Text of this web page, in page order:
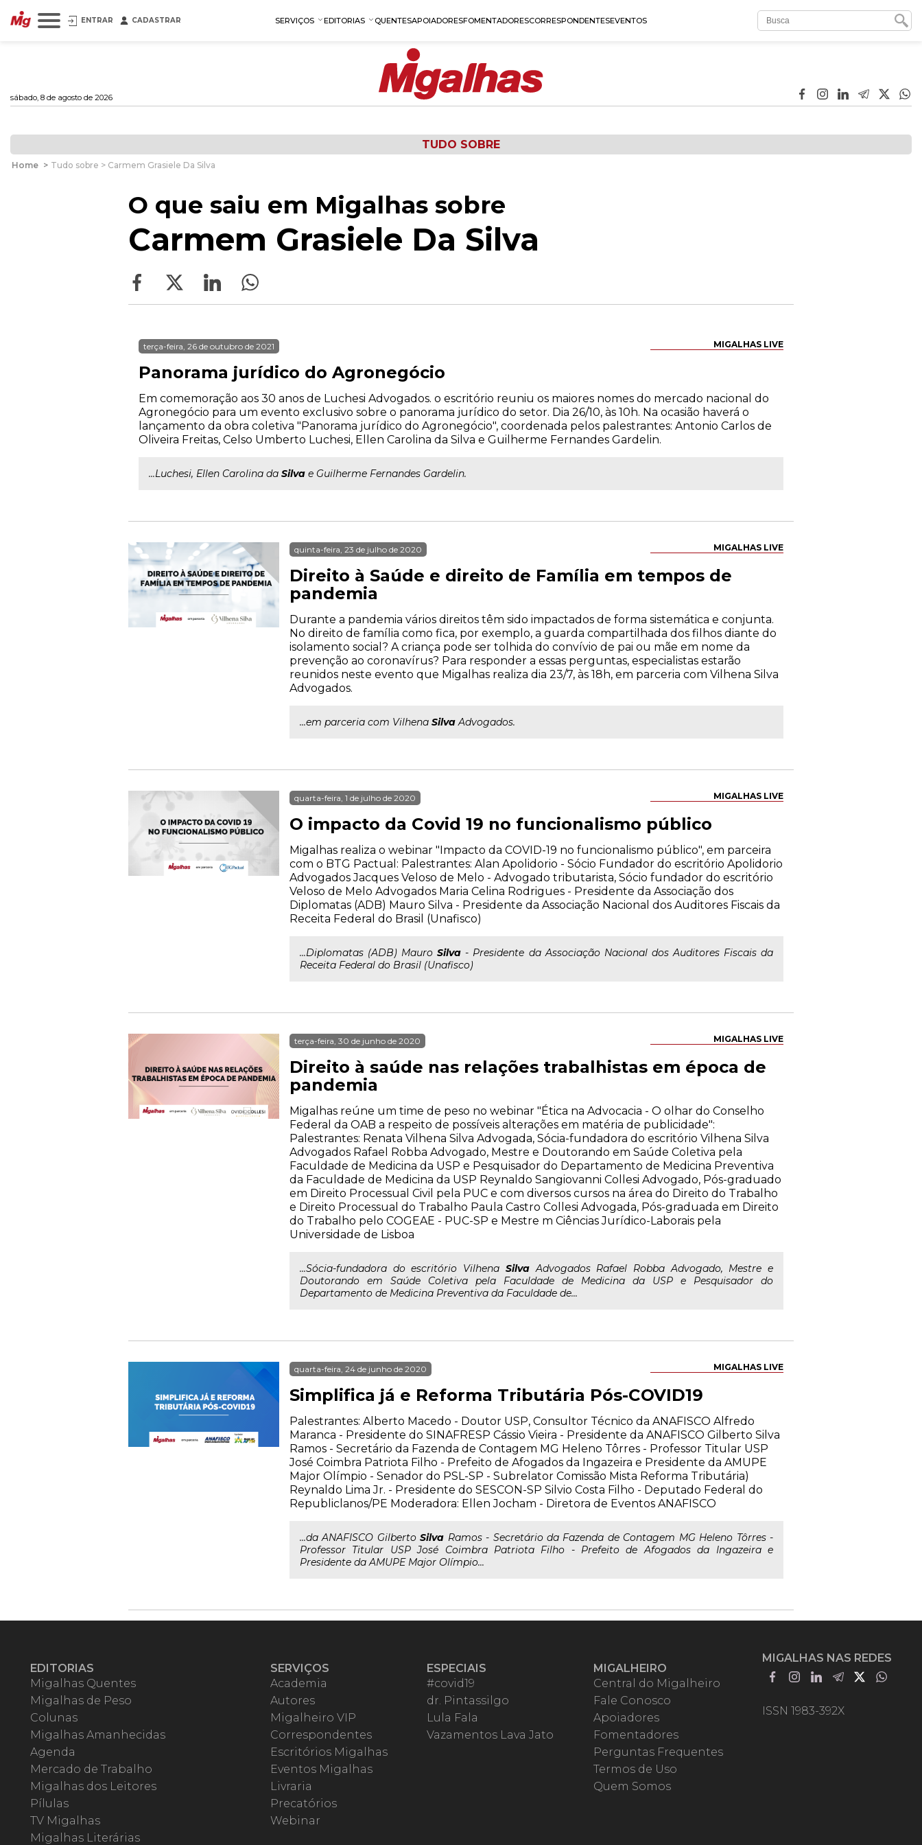
ENTRAR CADASTRAR SERVIÇOS EDITORIAS QUENTESAPOIADORESFOMENTADORESCORRESPONDENTESEVENTOS
sábado, 8 de agosto de 2026
TUDO SOBRE
Home > Tudo sobre > Carmem Grasiele Da Silva
O que saiu em Migalhas sobre
Carmem Grasiele Da Silva
MIGALHAS LIVE
terça-feira, 26 de outubro de 2021
Panorama jurídico do Agronegócio
Em comemoração aos 30 anos de Luchesi Advogados. o escritório reuniu os maiores nomes do mercado nacional do
Agronegócio para um evento exclusivo sobre o panorama jurídico do setor. Dia 26/10, às 10h. Na ocasião haverá o
lançamento da obra coletiva "Panorama jurídico do Agronegócio", coordenada pelos palestrantes: Antonio Carlos de
Oliveira Freitas, Celso Umberto Luchesi, Ellen Carolina da Silva e Guilherme Fernandes Gardelin.
...Luchesi, Ellen Carolina da Silva e Guilherme Fernandes Gardelin.
MIGALHAS LIVE
quinta-feira, 23 de julho de 2020
Direito à Saúde e direito de Família em tempos de
pandemia
Durante a pandemia vários direitos têm sido impactados de forma sistemática e conjunta.
No direito de família como fica, por exemplo, a guarda compartilhada dos filhos diante do
isolamento social? A criança pode ser tolhida do convívio de pai ou mãe em nome da
prevenção ao coronavírus? Para responder a essas perguntas, especialistas estarão
reunidos neste evento que Migalhas realiza dia 23/7, às 18h, em parceria com Vilhena Silva
Advogados.
...em parceria com Vilhena SilvaAdvogados.
MIGALHAS LIVE
quarta-feira, 1 de julho de 2020
O impacto da Covid 19 no funcionalismo público
Migalhas realiza o webinar "Impacto da COVID-19 no funcionalismo público", em parceira
com o BTG Pactual: Palestrantes: Alan Apolidorio - Sócio Fundador do escritório Apolidorio
Advogados Jacques Veloso de Melo - Advogado tributarista, Sócio fundador do escritório
Veloso de Melo Advogados Maria Celina Rodrigues - Presidente da Associação dos
Diplomatas (ADB) Mauro Silva - Presidente da Associação Nacional dos Auditores Fiscais da
Receita Federal do Brasil (Unafisco)
...Diplomatas (ADB) MauroSilva - Presidente da Associação Nacional dos Auditores Fiscais da
Receita Federal do Brasil (Unafisco)
MIGALHAS LIVE
terça-feira, 30 de junho de 2020
Direito à saúde nas relações trabalhistas em época de
pandemia
Migalhas reúne um time de peso no webinar "Ética na Advocacia - O olhar do Conselho
Federal da OAB a respeito de possíveis alterações em matéria de publicidade":
Palestrantes: Renata Vilhena Silva Advogada, Sócia-fundadora do escritório Vilhena Silva
Advogados Rafael Robba Advogado, Mestre e Doutorando em Saúde Coletiva pela
Faculdade de Medicina da USP e Pesquisador do Departamento de Medicina Preventiva
da Faculdade de Medicina da USP Reynaldo Sangiovanni Collesi Advogado, Pós-graduado
em Direito Processual Civil pela PUC e com diversos cursos na área do Direito do Trabalho
e Direito Processual do Trabalho Paula Castro Collesi Advogada, Pós-graduada em Direito
do Trabalho pelo COGEAE - PUC-SP e Mestre m Ciências Jurídico-Laborais pela
Universidade de Lisboa
...Sócia-fundadora do escritório Vilhena SilvaAdvogados Rafael Robba Advogado, Mestre e
Doutorando em Saúde Coletiva pela Faculdade de Medicina da USP e Pesquisador do
Departamento de Medicina Preventiva da Faculdade de...
MIGALHAS LIVE
quarta-feira, 24 de junho de 2020
Simplifica já e Reforma Tributária Pós-COVID19
Palestrantes: Alberto Macedo - Doutor USP, Consultor Técnico da ANAFISCO Alfredo
Maranca - Presidente do SINAFRESP Cássio Vieira - Presidente da ANAFISCO Gilberto Silva
Ramos - Secretário da Fazenda de Contagem MG Heleno Tôrres - Professor Titular USP
José Coimbra Patriota Filho - Prefeito de Afogados da Ingazeira e Presidente da AMUPE
Major Olímpio - Senador do PSL-SP - Subrelator Comissão Mista Reforma Tributária)
Reynaldo Lima Jr. - Presidente do SESCON-SP Silvio Costa Filho - Deputado Federal do
Republiclanos/PE Moderadora: Ellen Jocham - Diretora de Eventos ANAFISCO
...da ANAFISCO GilbertoSilva Ramos - Secretário da Fazenda de Contagem MG Heleno Tôrres -
Professor Titular USP José Coimbra Patriota Filho - Prefeito de Afogados da Ingazeira e
Presidente da AMUPE Major Olímpio...
EDITORIAS
Migalhas Quentes
Migalhas de Peso
Colunas
Migalhas Amanhecidas
Agenda
Mercado de Trabalho
Migalhas dos Leitores
Pílulas
TV Migalhas
Migalhas Literárias
SERVIÇOS
Academia
Autores
Migalheiro VIP
Correspondentes
Escritórios Migalhas
Eventos Migalhas
Livraria
Precatórios
Webinar
ESPECIAIS
#covid19
dr. Pintassilgo
Lula Fala
Vazamentos Lava Jato
MIGALHEIRO
Central do Migalheiro
Fale Conosco
Apoiadores
Fomentadores
Perguntas Frequentes
Termos de Uso
Quem Somos
MIGALHAS NAS REDES
ISSN 1983-392X